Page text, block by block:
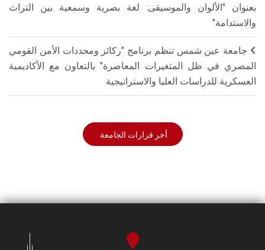
بعنوان "الألوان والموسيقى: لغة بصرية وسمعية بين التراث
والاستدامة"
جامعة عين شمس تنظم برنامج "ركائز ومحددات الأمن القومي
المصري في ظل المتغيرات المعاصرة" بالتعاون مع الأكاديمية
العسكرية للدراسات العليا والاستراتيجية
أخر قرارات الجامعة